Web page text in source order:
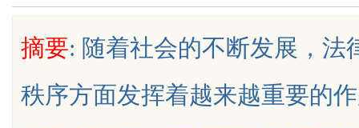
摘要: 随着社会的不断发展，法
秩序方面发挥着越来越重要的
沉浸感享受